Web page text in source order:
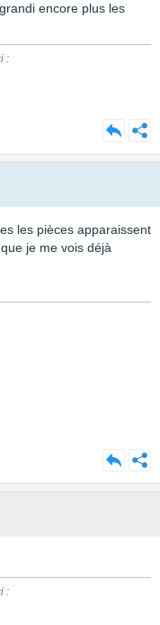
encore plus les
:
les pièces apparaissent
je me vois déjà
: